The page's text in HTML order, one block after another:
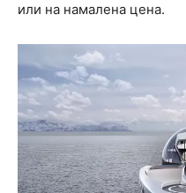
или на намалена цена.